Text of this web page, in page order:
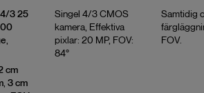
3 25
,
cm
,3 cm
Singel 4/3 CMOS
kamera, Effektiva
pixlar: 20 MP, FOV:
84°
Samtidig
FOV.